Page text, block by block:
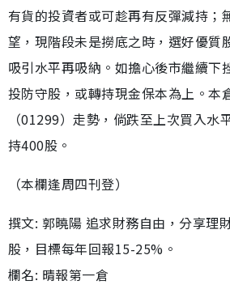
有貨的投資者或可趁再有反彈減持；
望，現階段未是撈底之時，選好優質
吸引水平再吸納。如擔心後市繼續下
投防守股，或轉持現金保本為上。本
（01299）走勢，倘跌至上次買入水
持400股。
（本欄逢周四刊登）
撰文: 郭曉陽 追求財務自由，分享理
股，目標每年回報15-25%。
欄名: 晴報第一倉